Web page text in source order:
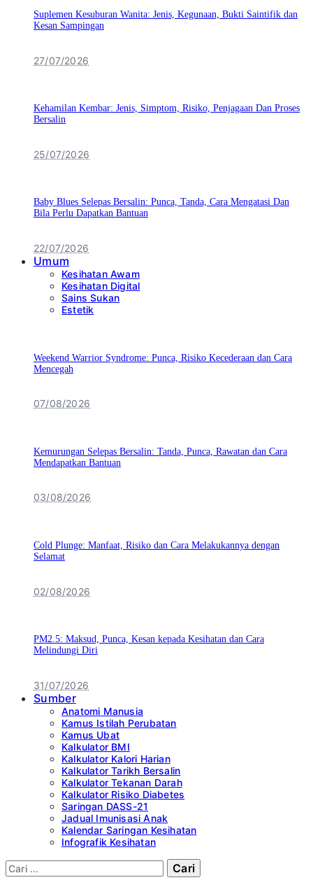
Suplemen Kesuburan Wanita: Jenis, Kegunaan, Bukti Saintifik dan
Kesan Sampingan
27/07/2026
Kehamilan Kembar: Jenis, Simptom, Risiko, Penjagaan Dan Proses
Bersalin
25/07/2026
Baby Blues Selepas Bersalin: Punca, Tanda, Cara Mengatasi Dan
Bila Perlu Dapatkan Bantuan
22/07/2026
Umum
Kesihatan Awam
Kesihatan Digital
Sains Sukan
Estetik
Weekend Warrior Syndrome: Punca, Risiko Kecederaan dan Cara
Mencegah
07/08/2026
Kemurungan Selepas Bersalin: Tanda, Punca, Rawatan dan Cara
Mendapatkan Bantuan
03/08/2026
Cold Plunge: Manfaat, Risiko dan Cara Melakukannya dengan
Selamat
02/08/2026
PM2.5: Maksud, Punca, Kesan kepada Kesihatan dan Cara
Melindungi Diri
31/07/2026
Sumber
Anatomi Manusia
Kamus Istilah Perubatan
Kamus Ubat
Kalkulator BMI
Kalkulator Kalori Harian
Kalkulator Tarikh Bersalin
Kalkulator Tekanan Darah
Kalkulator Risiko Diabetes
Saringan DASS-21
Jadual Imunisasi Anak
Kalendar Saringan Kesihatan
Infografik Kesihatan
Cari: